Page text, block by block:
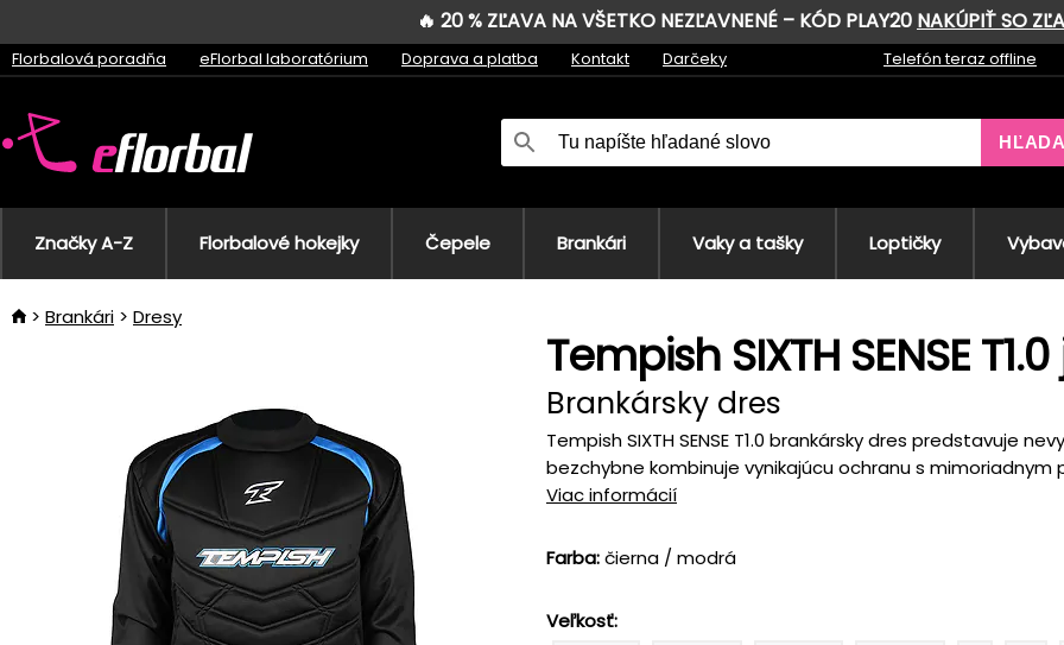
🔥 20 % ZĽAVA NA VŠETKO NEZĽAVNENÉ – KÓD PLAY20 NAKÚPIŤ SO
Florbalová poradňa eFlorbal laboratórium Doprava a platba Kontakt Darčeky Telefón teraz offline
Značky A-Z Florbalové hokejky Čepele Brankári Vaky a tašky Loptičky
Brankári Dresy
Tempish SIXTH SENSE
Brankársky dres
Tempish SIXTH SENSE T1.0 brankársky dres predstavuje
bezchybne kombinuje vynikajúcu ochranu s mimoriadnym
Viac informácií
Farba:čierna / modrá
Veľkosť: